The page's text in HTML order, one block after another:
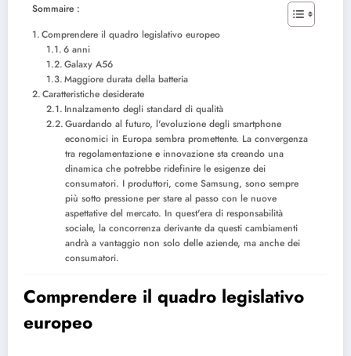
Sommaire :
Comprendere il quadro legislativo europeo
6 anni
Galaxy A56
Maggiore durata della batteria
Caratteristiche desiderate
Innalzamento degli standard di qualità
Guardando al futuro, l'evoluzione degli smartphone
economici in Europa sembra promettente. La convergenza
tra regolamentazione e innovazione sta creando una
dinamica che potrebbe ridefinire le esigenze dei
consumatori. I produttori, come Samsung, sono sempre
più sotto pressione per stare al passo con le nuove
aspettative del mercato. In quest'era di responsabilità
sociale, la concorrenza derivante da questi cambiamenti
andrà a vantaggio non solo delle aziende, ma anche dei
consumatori.
Comprendere il quadro legislativo
europeo